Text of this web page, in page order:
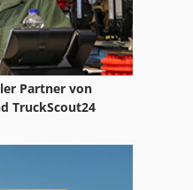
Partner von
TruckScout24